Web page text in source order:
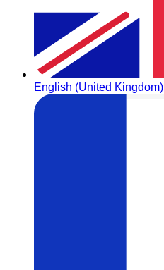
English (United Kingdom)